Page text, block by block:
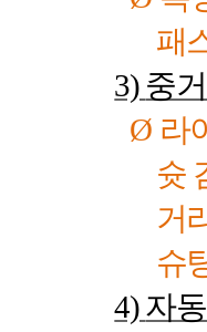
패
3) 중
Ø 라
슛
거
슈
4)자